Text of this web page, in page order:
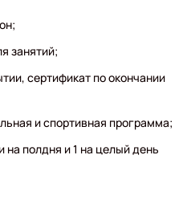
занятий;
сертификат по окончании
и спортивная программа;
на полдня и 1 на целый день